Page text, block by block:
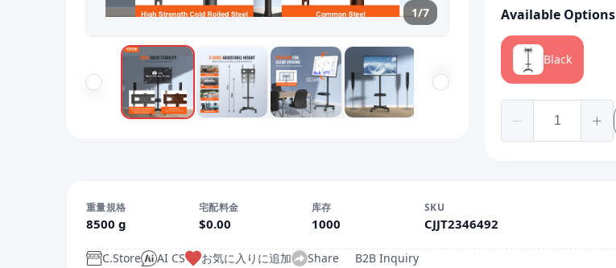
1/7 Available Options
Black
重量規格
8500 g
宅配料金
$0.00
库存
1000
SKU
CJJT2346492
C.Store AI CS お気に入りに追加 Share B2B Inquiry